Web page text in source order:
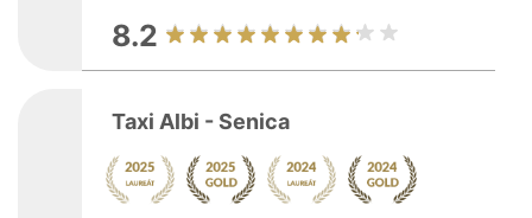
8.2
Taxi Albi - Senica